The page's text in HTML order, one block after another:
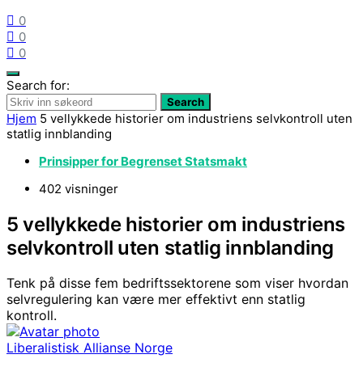
0
0
0
Search for:
Search
Hjem 5 vellykkede historier om industriens selvkontroll uten
statlig innblanding
Prinsipper for Begrenset Statsmakt
402 visninger
5 vellykkede historier om industriens
selvkontroll uten statlig innblanding
Tenk på disse fem bedriftssektorene som viser hvordan
selvregulering kan være mer effektivt enn statlig
kontroll.
Liberalistisk Allianse Norge